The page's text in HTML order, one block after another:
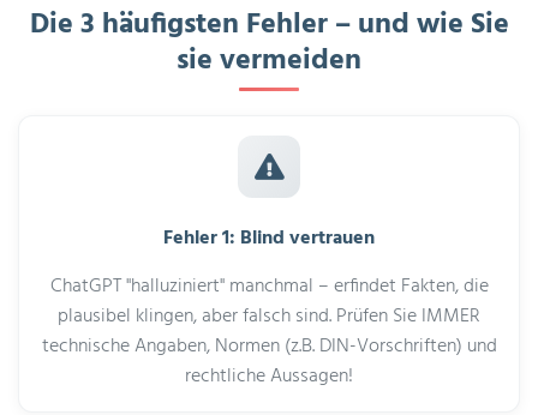
Die 3 häufigsten Fehler – und wie Sie
sie vermeiden
Fehler 1: Blind vertrauen
ChatGPT "halluziniert" manchmal – erfindet Fakten, die
plausibel klingen, aber falsch sind. Prüfen Sie IMMER
technische Angaben, Normen (z.B. DIN-Vorschriften) und
rechtliche Aussagen!